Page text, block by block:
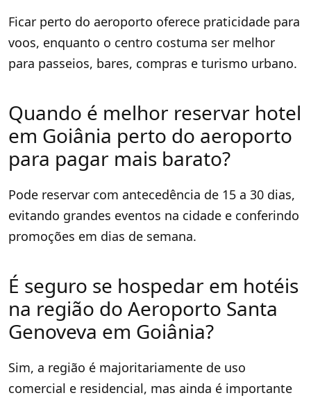
Ficar perto do aeroporto oferece praticidade para
voos, enquanto o centro costuma ser melhor
para passeios, bares, compras e turismo urbano.
Quando é melhor reservar hotel
em Goiânia perto do aeroporto
para pagar mais barato?
Pode reservar com antecedência de 15 a 30 dias,
evitando grandes eventos na cidade e conferindo
promoções em dias de semana.
É seguro se hospedar em hotéis
na região do Aeroporto Santa
Genoveva em Goiânia?
Sim, a região é majoritariamente de uso
comercial e residencial, mas ainda é importante